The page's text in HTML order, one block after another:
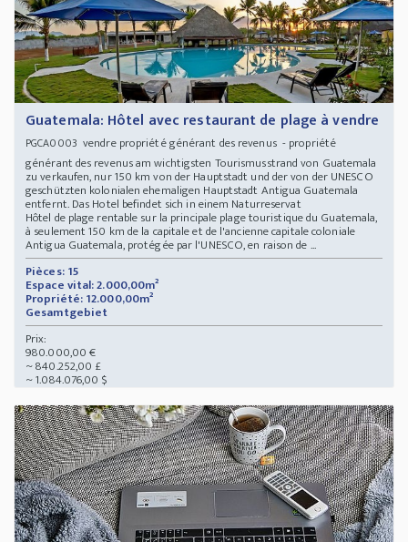
Guatemala: Hôtel avec restaurant de plage à vendre
PGCA0003 vendre propriété générant des revenus - propriété
générant des revenus am wichtigsten Tourismusstrand von Guatemala
zu verkaufen, nur 150 km von der Hauptstadt und der von der UNESCO
geschützten kolonialen ehemaligen Hauptstadt Antigua Guatemala
entfernt. Das Hotel befindet sich in einem Naturreservat
Hôtel de plage rentable sur la principale plage touristique du Guatemala,
à seulement 150 km de la capitale et de l'ancienne capitale coloniale
Antigua Guatemala, protégée par l'UNESCO, en raison de ...
Pièces: 15
Espace vital: 2.000,00m²
Propriété: 12.000,00m²
Gesamtgebiet
Prix:
980.000,00 €
~ 840.252,00 £
~ 1.084.076,00 $